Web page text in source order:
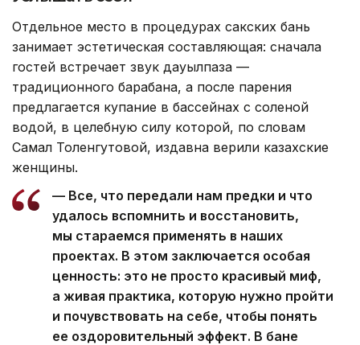
Отдельное место в процедурах сакских бань
занимает эстетическая составляющая: сначала
гостей встречает звук дауылпаза —
традиционного барабана, а после парения
предлагается купание в бассейнах с соленой
водой, в целебную силу которой, по словам
Самал Толенгутовой, издавна верили казахские
женщины.
— Все, что передали нам предки и что
удалось вспомнить и восстановить,
мы стараемся применять в наших
проектах. В этом заключается особая
ценность: это не просто красивый миф,
а живая практика, которую нужно пройти
и почувствовать на себе, чтобы понять
ее оздоровительный эффект. В бане